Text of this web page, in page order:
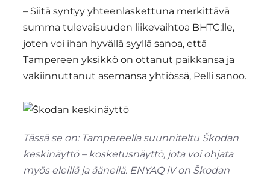
– Siitä syntyy yhteenlaskettuna merkittävä
summa tulevaisuuden liikevaihtoa BHTC:lle,
joten voi ihan hyvällä syyllä sanoa, että
Tampereen yksikkö on ottanut paikkansa ja
vakiinnuttanut asemansa yhtiössä, Pelli sanoo.
Tässä se on: Tampereella suunniteltu Škodan
keskinäyttö – kosketusnäyttö, jota voi ohjata
myös eleillä ja äänellä. ENYAQ iV on Škodan